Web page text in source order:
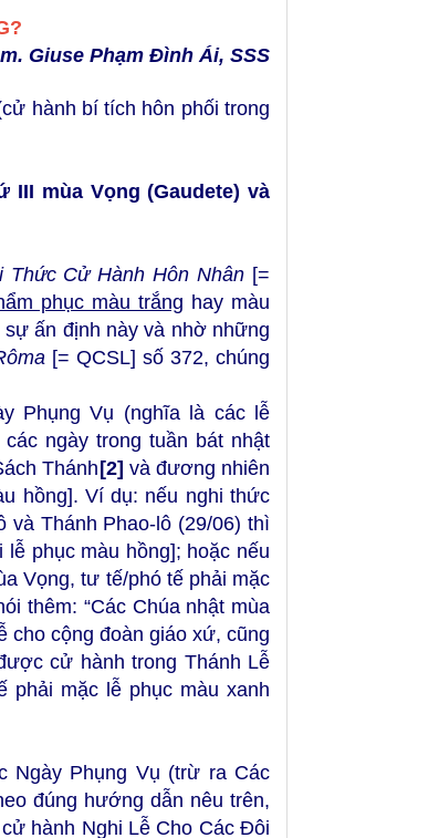
Giuse Phạm Đình Ái, SSS
hành bí tích hôn phối trong
mùa Vọng (Gaudete) và
Thức Cử Hành Hôn Nhân [=
phục màu trắng hay màu
ấn định này và nhờ những
[= QCSL] số 372, chúng
Phụng Vụ (nghĩa là các lễ
ngày trong tuần bát nhật
Thánh[2] và đương nhiên
hồng]. Ví dụ: nếu nghi thức
và Thánh Phao-lô (29/06) thì
phục màu hồng]; hoặc nếu
Vọng, tư tế/phó tế phải mặc
thêm: “Các Chúa nhật mùa
cho cộng đoàn giáo xứ, cũng
cử hành trong Thánh Lễ
phải mặc lễ phục màu xanh
Ngày Phụng Vụ (trừ ra Các
đúng hướng dẫn nêu trên,
hành Nghi Lễ Cho Các Đôi